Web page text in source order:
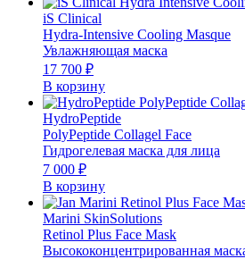
iS Clinical
Hydra-Intensive Cooling Masque
Увлажняющая маска
17 700 ₽
В корзину
HydroPeptide
PolyPeptide Collagel Face
Гидрогелевая маска для лица
7 000 ₽
В корзину
Marini SkinSolutions
Retinol Plus Face Mask
Высококонцентрированная